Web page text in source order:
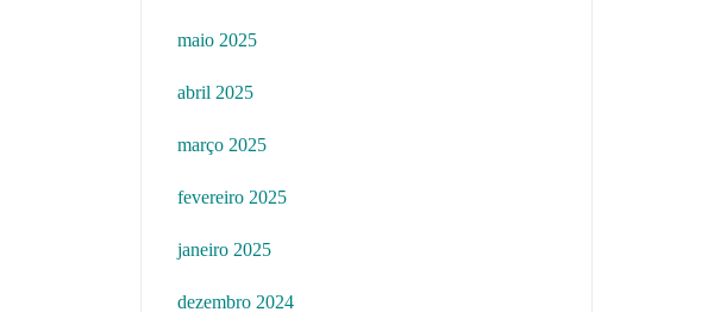
maio 2025
abril 2025
março 2025
fevereiro 2025
janeiro 2025
dezembro 2024